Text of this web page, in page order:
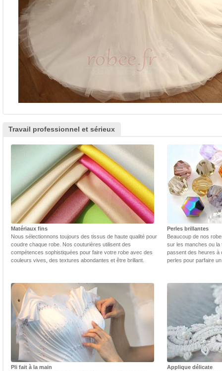
Travail professionnel et sérieux
Matériaux fins
Nous sélectionnons toujours des tissus de haute qualité pour
coudre chaque robe. Nos couturières utilisent des
compétences sophistiquées pour faire votre robe avec des
couleurs vives, des textures abondantes et être brillant.
Perles brillantes
Beaucoup de nos
sur les manches ou la
passent des heures à
perles pour parfaire
Pli fait à la main
Applique délicate